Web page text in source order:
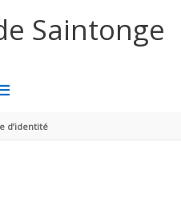
Saintonge
d’identité